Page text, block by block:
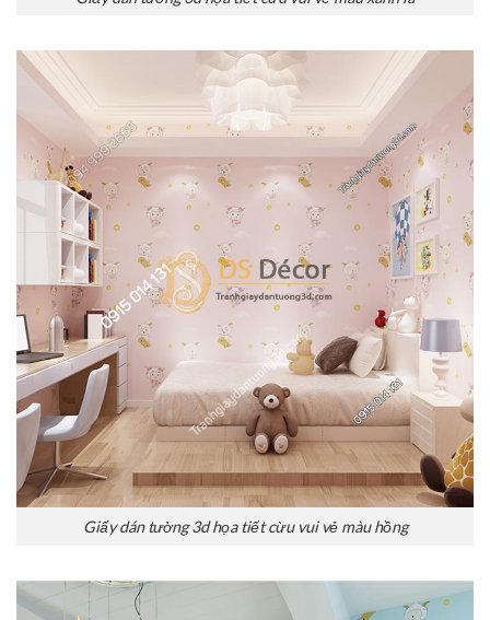
Giấy dán tường 3d họa tiết cừu vui vẻ màu hồng